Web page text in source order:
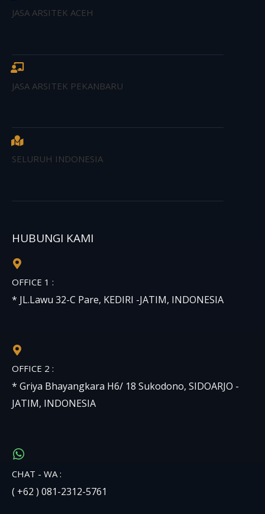
JASA ARSITEK ACEH
JASA ARSITEK PEKANBARU
SELURUH INDONESIA
HUBUNGI KAMI
OFFICE 1 :
* JL.Lawu 32-C Pare, KEDIRI -JATIM, INDONESIA
OFFICE 2 :
* Griya Bhayangkara H6/ 18 Sukodono, SIDOARJO -
JATIM, INDONESIA
CHAT - WA :
( +62 ) 081-2312-5761